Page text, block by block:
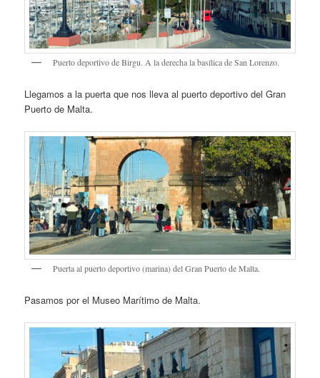
Puerto deportivo de Birgu. A la derecha la basílica de San Lorenzo.
Llegamos a la puerta que nos lleva al puerto deportivo del Gran
Puerto de Malta.
Puerta al puerto deportivo (marina) del Gran Puerto de Malta.
Pasamos por el Museo Marítimo de Malta.